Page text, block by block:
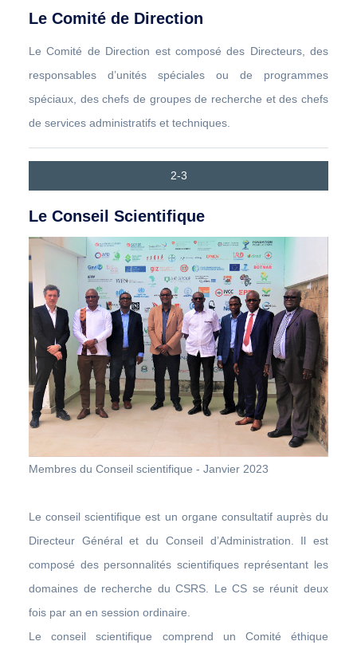
Le Comité de Direction
Le Comité de Direction est composé des Directeurs, des
responsables d’unités spéciales ou de programmes
spéciaux, des chefs de groupes de recherche et des chefs
de services administratifs et techniques.
2-3
Le Conseil Scientifique
Membres du Conseil scientifique - Janvier 2023
Le conseil scientifique est un organe consultatif auprès du
Directeur Général et du Conseil d’Administration. Il est
composé des personnalités scientifiques représentant les
domaines de recherche du CSRS. Le CS se réunit deux
fois par an en session ordinaire.
Le conseil scientifique comprend un Comité éthique